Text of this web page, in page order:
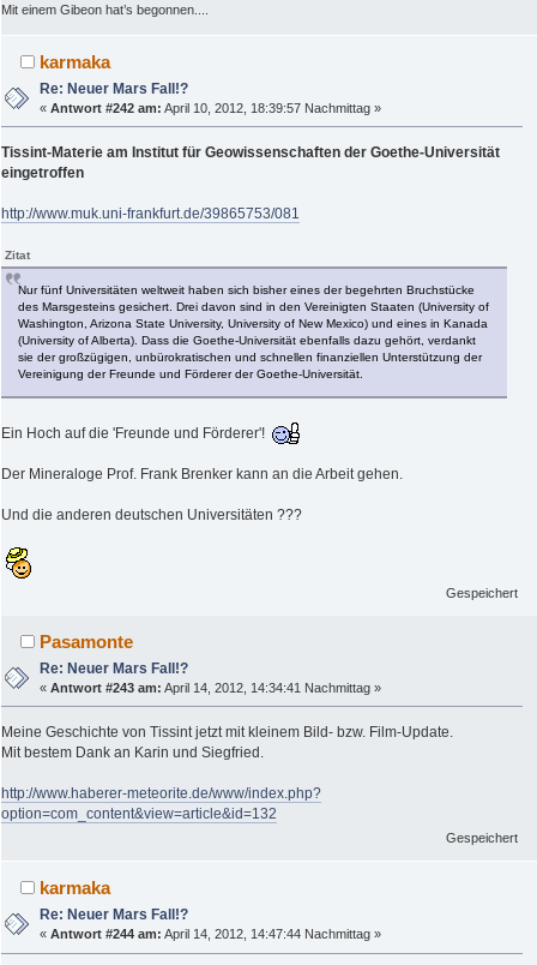
Mit einem Gibeon hat’s begonnen....
karmaka
Re: Neuer Mars Fall!?
«Antwort #242 am: April 10, 2012, 18:39:57 Nachmittag »
Tissint-Materie am Institut für Geowissenschaften der Goethe-Universität
eingetroffen
http://www.muk.uni-frankfurt.de/39865753/081
Zitat
Nur fünf Universitäten weltweit haben sich bisher eines der begehrten Bruchstücke
des Marsgesteins gesichert. Drei davon sind in den Vereinigten Staaten (University of
Washington, Arizona State University, University of New Mexico) und eines in Kanada
(University of Alberta). Dass die Goethe-Universität ebenfalls dazu gehört, verdankt
sie der großzügigen, unbürokratischen und schnellen finanziellen Unterstützung der
Vereinigung der Freunde und Förderer der Goethe-Universität.
Ein Hoch auf die 'Freunde und Förderer'!
Der Mineraloge Prof. Frank Brenker kann an die Arbeit gehen.
Und die anderen deutschen Universitäten ???
Gespeichert
Pasamonte
Re: Neuer Mars Fall!?
«Antwort #243 am: April 14, 2012, 14:34:41 Nachmittag »
Meine Geschichte von Tissint jetzt mit kleinem Bild- bzw. Film-Update.
Mit bestem Dank an Karin und Siegfried.
http://www.haberer-meteorite.de/www/index.php?
option=com_content&view=article&id=132
Gespeichert
karmaka
Re: Neuer Mars Fall!?
«Antwort #244 am: April 14, 2012, 14:47:44 Nachmittag »